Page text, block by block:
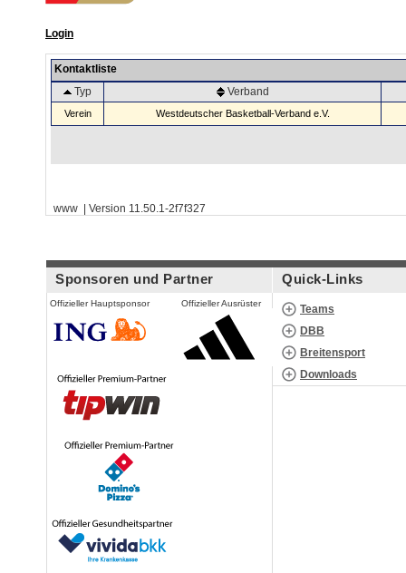
Login
Kontaktliste
Typ
Verband
Verein Westdeutscher Basketball-Verband e.V.
www | Version 11.50.1-2f7f327
Sponsoren und Partner
Offizieller Hauptsponsor Offizieller Ausrüster
Quick-Links
Teams
DBB
Breitensport
Downloads